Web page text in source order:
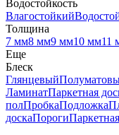
Водостойкость
Влагостойкий
Толщина
7 мм8 мм9 мм10 мм11
Еще
Блеск
Глянцевый
ЛаминатПаркетная
полПробкаПодложка
доскаПороги